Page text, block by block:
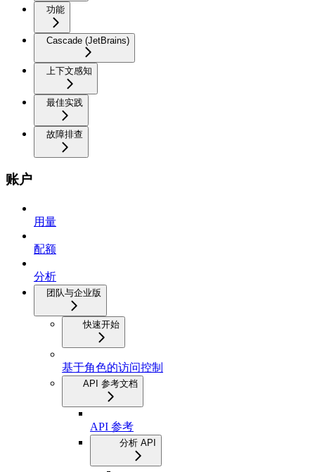
功能
Cascade (JetBrains)
上下文感知
最佳实践
故障排查
账户
用量
配额
分析
团队与企业版
快速开始
基于角色的访问控制
API 参考文档
API 参考
分析 API